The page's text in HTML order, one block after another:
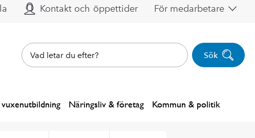
Kontakt och öppettider För medarbetare
Sök
vuxenutbildning Näringsliv & företag Kommun & politik